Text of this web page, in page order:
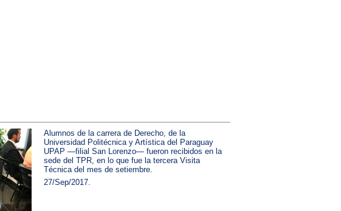
Alumnos de la carrera de Derecho, de la
Universidad Politécnica y Artística del Paraguay
UPAP —filial San Lorenzo— fueron recibidos en la
sede del TPR, en lo que fue la tercera Visita
Técnica del mes de setiembre.
27/Sep/2017.